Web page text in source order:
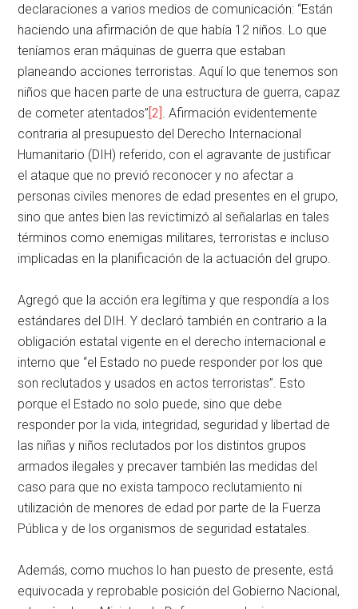
declaraciones a varios medios de comunicación: “Están
haciendo una afirmación de que había 12 niños. Lo que
teníamos eran máquinas de guerra que estaban
planeando acciones terroristas. Aquí lo que tenemos son
niños que hacen parte de una estructura de guerra, capaz
de cometer atentados”[2]. Afirmación evidentemente
contraria al presupuesto del Derecho Internacional
Humanitario (DIH) referido, con el agravante de justificar
el ataque que no previó reconocer y no afectar a
personas civiles menores de edad presentes en el grupo,
sino que antes bien las revictimizó al señalarlas en tales
términos como enemigas militares, terroristas e incluso
implicadas en la planificación de la actuación del grupo.
Agregó que la acción era legítima y que respondía a los
estándares del DIH. Y declaró también en contrario a la
obligación estatal vigente en el derecho internacional e
interno que “el Estado no puede responder por los que
son reclutados y usados en actos terroristas”. Esto
porque el Estado no solo puede, sino que debe
responder por la vida, integridad, seguridad y libertad de
las niñas y niños reclutados por los distintos grupos
armados ilegales y precaver también las medidas del
caso para que no exista tampoco reclutamiento ni
utilización de menores de edad por parte de la Fuerza
Pública y de los organismos de seguridad estatales.
Además, como muchos lo han puesto de presente, está
equivocada y reprobable posición del Gobierno Nacional,